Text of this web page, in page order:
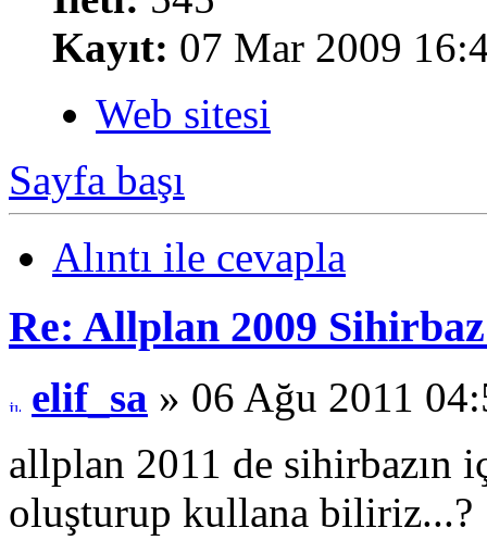
Kayıt: 07 Mar 2009
Web sitesi
Sayfa başı
Alıntı ile cevapla
Re: Allplan 2009
elif_sa » 06 Ağu 2011
allplan 2011 de sihirbazın
oluşturup kullana biliriz...?